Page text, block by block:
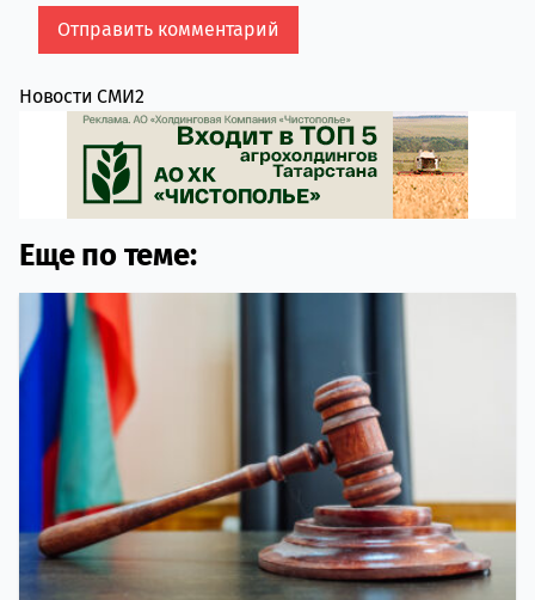
Новости СМИ2
Еще по теме: